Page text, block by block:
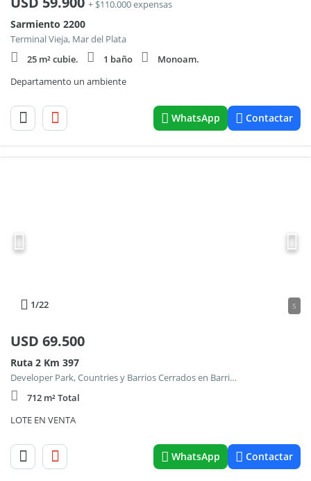
+ $110.000 expensas
Sarmiento 2200
Terminal Vieja, Mar del Plata
25 m² cubie.
1 baño
Monoam.
Departamento un ambiente
WhatsApp Contactar
1/22 5
USD 69.500
Ruta 2 Km 397
Developer Park, Countries y Barrios Cerrados en Barrio el Retazo
712 m² Total
LOTE EN VENTA
WhatsApp Contactar